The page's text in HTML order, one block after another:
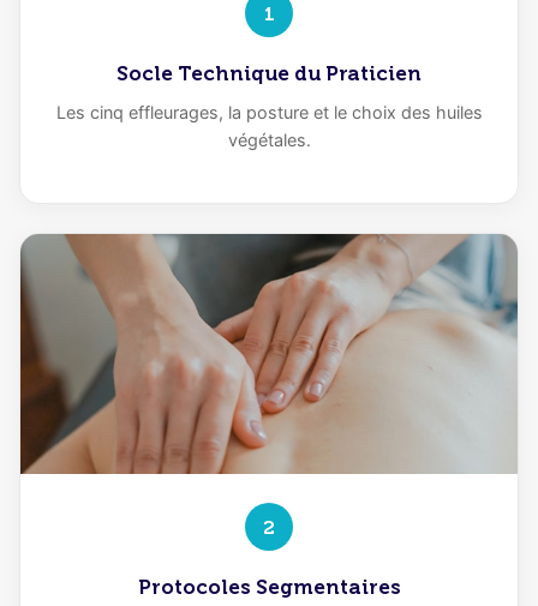
1
Socle Technique du Praticien
Les cinq effleurages, la posture et le choix des huiles
végétales.
2
Protocoles Segmentaires